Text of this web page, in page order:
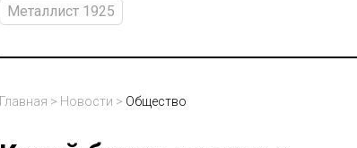
Металлист 1925
Главная > Новости > Общество